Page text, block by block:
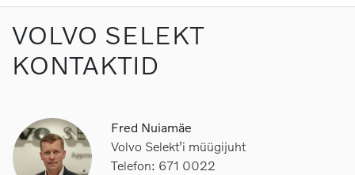
VOLVO SELEKT
KONTAKTID
Fred Nuiamäe
Volvo Selekt’i müügijuht
Telefon: 671 0022